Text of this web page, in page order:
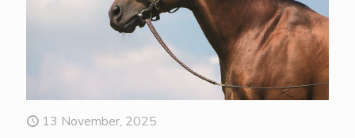
13 November, 2025